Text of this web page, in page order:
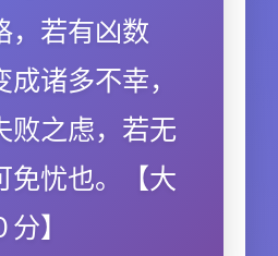
，若有凶数
诸多不幸，
败之虑，若无
免忧也。【大
】